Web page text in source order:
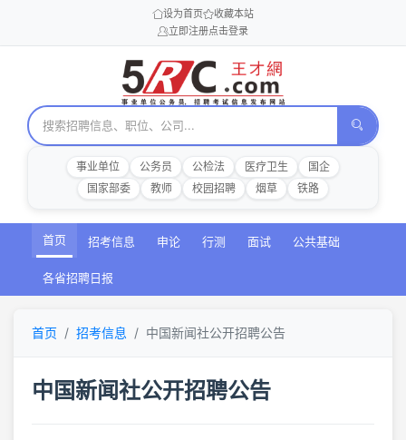
设为首页
收藏本站
立即注册点击登录
事业单位 公务员 公检法 医疗卫生
国企
国家部委
教师 校园招聘 烟草 铁路
首页 招考信息 申论 行测 面试 公共基础
各省招聘日报
首页 招考信息 中国新闻社公开招聘公告
中国新闻社公开招聘公告